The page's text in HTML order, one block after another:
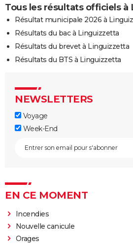
Tous les résultats officiels à
Résultat municipale 2026 à
Résultats du bac à Linguizzetta
Résultats du brevet à Linguizzetta
Résultats du BTS à Linguizzetta
NEWSLETTERS
Voyage
Week-End
EN CE MOMENT
Incendies
Nouvelle canicule
Orages